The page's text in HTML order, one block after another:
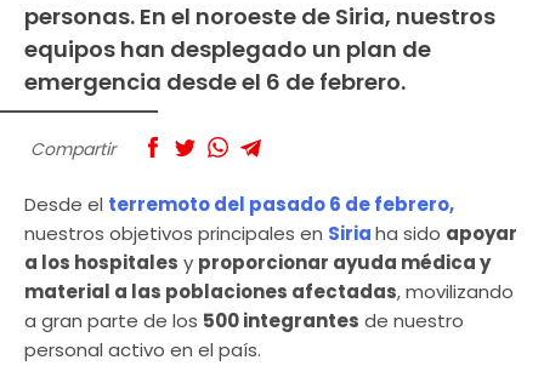
personas. En el noroeste de Siria, nuestros
equipos han desplegado un plan de
emergencia desde el 6 de febrero.
Compartir
Desde el terremoto del pasado 6 de febrero,
nuestros objetivos principales en Siriaha sido apoyar
a los hospitales y proporcionar ayuda médica y
material a las poblaciones afectadas, movilizando
a gran parte de los 500 integrantes de nuestro
personal activo en el país.